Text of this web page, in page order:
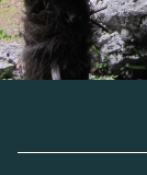
scenografica
di accesso e
dall’altra,
passando
che un